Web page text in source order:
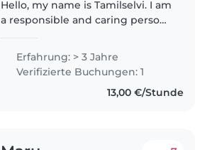
Hello, my name is Tamilselvi. I am
a responsible and caring person
children, currently doing
masters in computer science ,I
can feel the real rollercoaster..
Erfahrung: > 3 Jahre
Verifizierte Buchungen: 1
13,00 €/Stunde